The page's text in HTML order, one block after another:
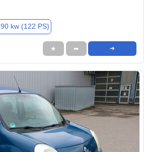
90 kw (122 PS)
★ ➦ ➜